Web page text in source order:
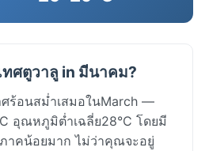
ทศตูวาลู in มีนาคม?
ร้อนสม่ำเสมอในMarch —
อุณหภูมิต่ำเฉลี่ย28°C โดยมี
าคน้อยมาก ไม่ว่าคุณจะอยู่